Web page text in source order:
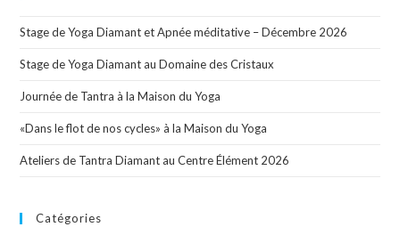
Stage de Yoga Diamant et Apnée méditative – Décembre 2026
Stage de Yoga Diamant au Domaine des Cristaux
Journée de Tantra à la Maison du Yoga
«Dans le flot de nos cycles» à la Maison du Yoga
Ateliers de Tantra Diamant au Centre Élément 2026
Catégories